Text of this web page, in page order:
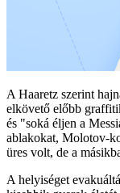
A Haaretz szerint
elkövető előbb
és "soká éljen a
ablakokat, Molotov-
üres volt, de a
A helyiséget